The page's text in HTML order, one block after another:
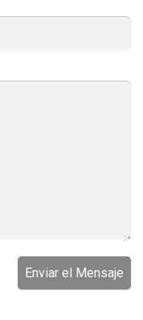
Enviar el Mensaje